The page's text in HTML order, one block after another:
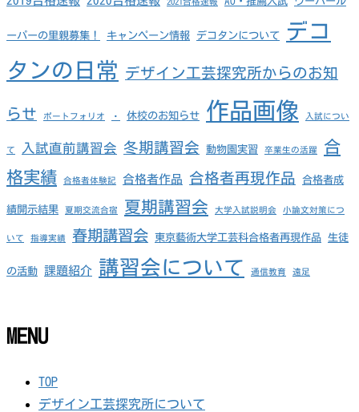
2021合格速報
ーパーの里親募集！ キャンペーン情報 デコタンについて
デコ
タンの日常
デザイン工芸探究所からのお知
らせ ポートフォリオ ・ 休校のお知らせ 作品画像 入試につい
て 入試直前講習会 冬期講習会 動物園実習 卒業生の活躍
合
格実績
合格者体験記 合格者作品 合格者再現作品 合格者成
績開示結果 夏期交流合宿 夏期講習会 大学入試説明会 小論文対策につ
いて 指導実績 春期講習会 東京藝術大学工芸科合格者再現作品 生徒
の活動 課題紹介 講習会について 通信教育 遠足
MENU
TOP
デザイン工芸探究所について